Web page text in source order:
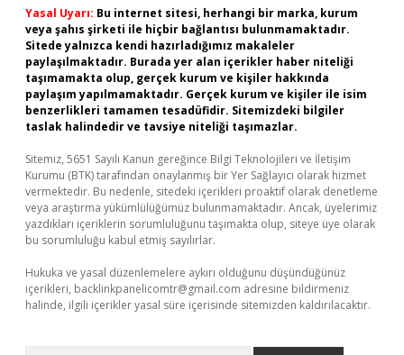
Yasal Uyarı: Bu internet sitesi, herhangi bir marka, kurum
veya şahıs şirketi ile hiçbir bağlantısı bulunmamaktadır.
Sitede yalnızca kendi hazırladığımız makaleler
paylaşılmaktadır. Burada yer alan içerikler haber niteliği
taşımamakta olup, gerçek kurum ve kişiler hakkında
paylaşım yapılmamaktadır. Gerçek kurum ve kişiler ile isim
benzerlikleri tamamen tesadüfidir. Sitemizdeki bilgiler
taslak halindedir ve tavsiye niteliği taşımazlar.
Sitemiz, 5651 Sayılı Kanun gereğince Bilgi Teknolojileri ve İletişim
Kurumu (BTK) tarafından onaylanmış bir Yer Sağlayıcı olarak hizmet
vermektedir. Bu nedenle, sitedeki içerikleri proaktif olarak denetleme
veya araştırma yükümlülüğümüz bulunmamaktadır. Ancak, üyelerimiz
yazdıkları içeriklerin sorumluluğunu taşımakta olup, siteye üye olarak
bu sorumluluğu kabul etmiş sayılırlar.
Hukuka ve yasal düzenlemelere aykırı olduğunu düşündüğünüz
içerikleri, backlinkpanelicomtr@gmail.com adresine bildirmeniz
halinde, ilgili içerikler yasal süre içerisinde sitemizden kaldırılacaktır.